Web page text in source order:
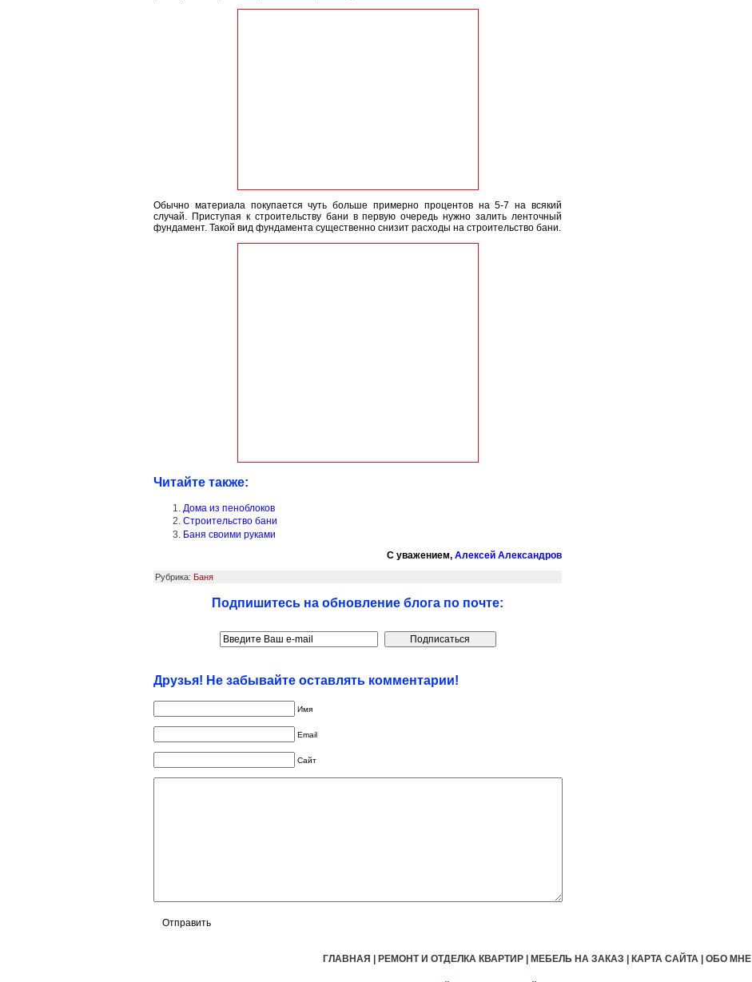
Обычно материала покупается чуть больше примерно процентов на 5-7 на всякий
случай. Приступая к строительству бани в первую очередь нужно залить ленточный
фундамент. Такой вид фундамента существенно снизит расходы на строительство бани.
Читайте также:
Дома из пеноблоков
Строительство бани
Баня своими руками
С уважением, Алексей Александров
Рубрика: Баня
Подпишитесь на обновление блога по почте:
Друзья! Не забывайте оставлять комментарии!
Имя
Email
Сайт
ГЛАВНАЯ | РЕМОНТ И ОТДЕЛКА КВАРТИР | МЕБЕЛЬ НА ЗАКАЗ | КАРТА САЙТА | ОБО МНЕ